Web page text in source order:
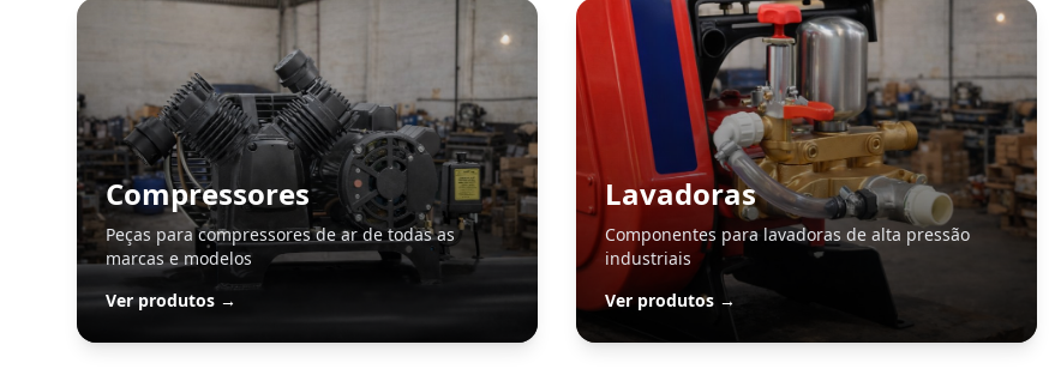
Compressores
Peças para compressores de ar de todas as
marcas e modelos
Ver produtos →
Lavadoras
Componentes para lavadoras de alta pressão
industriais
Ver produtos →